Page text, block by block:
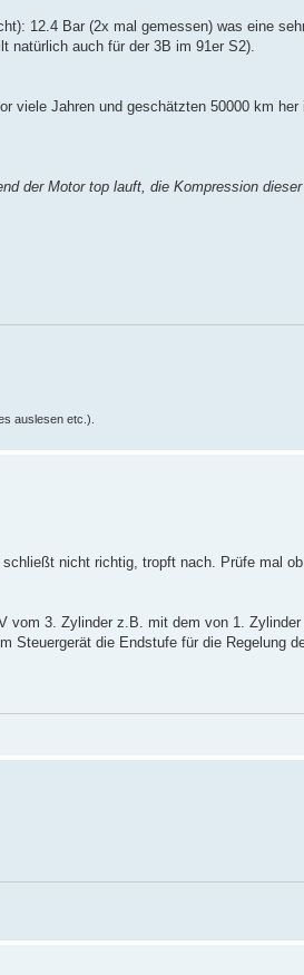
12.4 Bar (2x mal gemessen) was eine
natürlich auch für der 3B im 91er S2).
viele Jahren und geschätzten 50000 km
der Motor top lauft, die Kompression
auslesen etc.).
nicht richtig, tropft nach. Prüfe mal
3. Zylinder z.B. mit dem von 1.
Steuergerät die Endstufe für die Regelung